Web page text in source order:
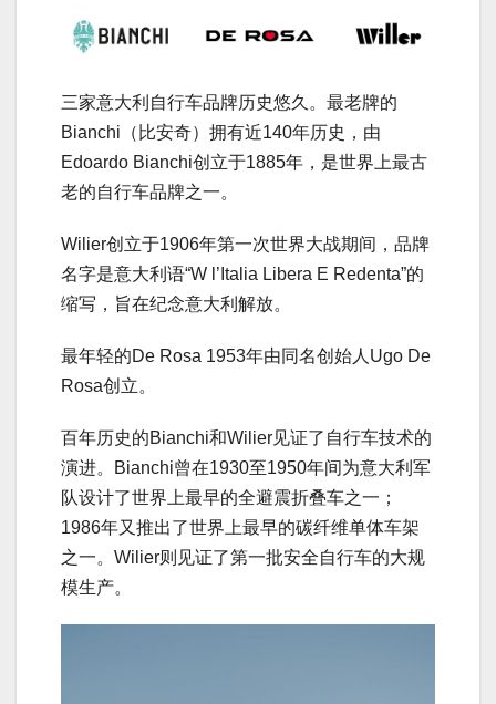
三家意大利自行车品牌历史悠久。最老牌的
Bianchi（比安奇）拥有近140年历史，由
Edoardo Bianchi创立于1885年，是世界上最古
老的自行车品牌之一。
Wilier创立于1906年第一次世界大战期间，品牌
名字是意大利语“W l’Italia Libera E Redenta”的
缩写，旨在纪念意大利解放。
最年轻的De Rosa 1953年由同名创始人Ugo De
Rosa创立。
百年历史的Bianchi和Wilier见证了自行车技术的
演进。Bianchi曾在1930至1950年间为意大利军
队设计了世界上最早的全避震折叠车之一；
1986年又推出了世界上最早的碳纤维单体车架
之一。Wilier则见证了第一批安全自行车的大规
模生产。